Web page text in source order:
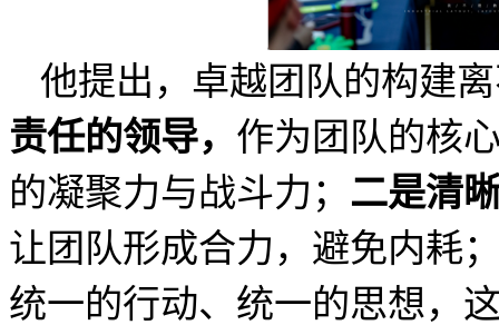
他提出，卓越团队的构建
责任的领导， 作为团队的核
的凝聚力与战斗力； 二是清
让团队形成合力，避免内耗
统一的行动、统一的思想，